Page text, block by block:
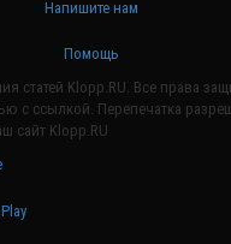
Напишите нам
Помощь
статей Klopp.RU. Все права
с ссылкой. Перепечатка
сайт Klopp.RU